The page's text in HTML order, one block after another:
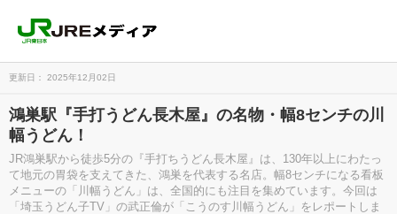
更新日： 2025年12月02日
鴻巣駅『手打うどん長木屋』の名物・幅8センチの川
幅うどん！
JR鴻巣駅から徒歩5分の『手打ちうどん長木屋』は、130年以上にわたっ
て地元の胃袋を支えてきた、鴻巣を代表する名店。幅8センチになる看板
メニューの「川幅うどん」は、全国的にも注目を集めています。今回は
「埼玉うどん子TV」の武正倫が「こうのす川幅うどん」をレポートしま